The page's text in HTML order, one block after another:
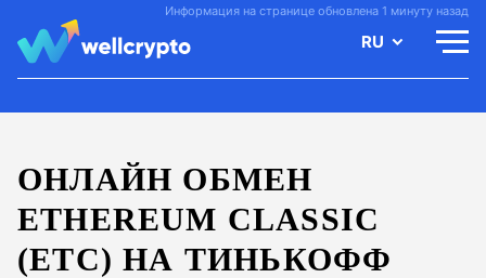
Информация на странице обновлена 1 минуту назад
RU
ОНЛАЙН ОБМЕН
ETHEREUM CLASSIC
(ETC) НА ТИНЬКОФФ